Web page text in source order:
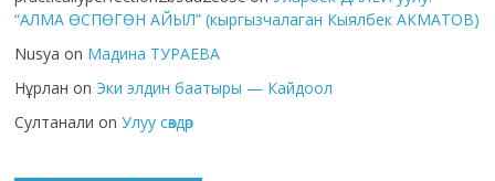
“АЛМА ӨСПӨГӨН АЙЫЛ” (кыргызчалаган Кыялбек АКМАТОВ)
Nusya on Мадина ТУРАЕВА
Нұрлан on Эки элдин баатыры — Кайдоол
Султанали onУлуу сөздөр